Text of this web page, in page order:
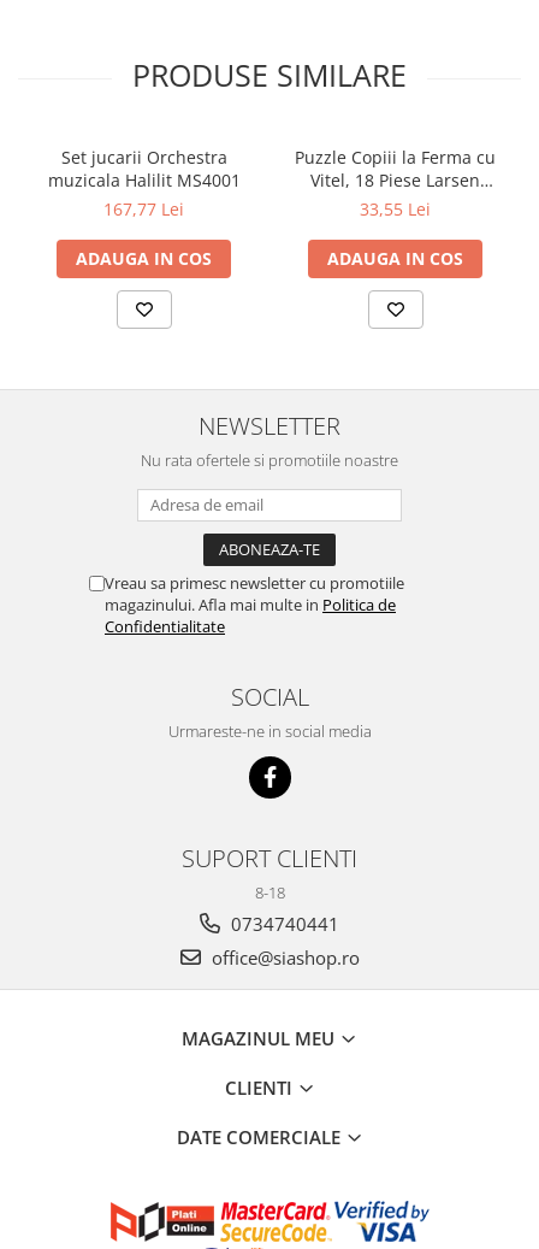
PRODUSE SIMILARE
Set jucarii Orchestra
muzicala Halilit MS4001
167,77 Lei
ADAUGA IN COS
Puzzle Copiii la Ferma cu
Vitel, 18 Piese Larsen
LRBM6
33,55 Lei
ADAUGA IN COS
NEWSLETTER
Nu rata ofertele si promotiile noastre
Vreau sa primesc newsletter cu promotiile
magazinului. Afla mai multe in Politica de
Confidentialitate
SOCIAL
Urmareste-ne in social media
SUPORT CLIENTI
8-18
0734740441
office@siashop.ro
MAGAZINUL MEU
CLIENTI
DATE COMERCIALE